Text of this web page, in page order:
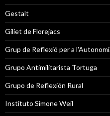
Gestalt
Giliet de Florejacs
Grup de Reflexió per a
Grupo Antimilitarista Tortuga
Grupo de Reflexión Rural
Instituto Simone Weil